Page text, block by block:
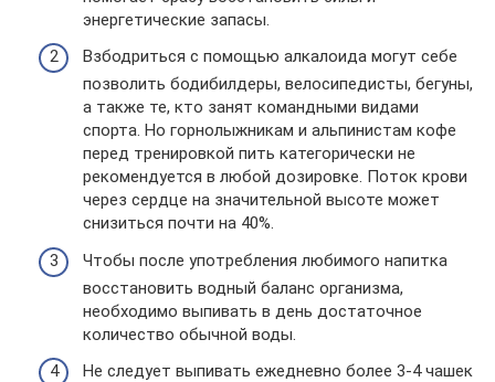
энергетические запасы.
Взбодриться с помощью алкалоида могут себе
позволить бодибилдеры, велосипедисты, бегуны,
а также те, кто занят командными видами
спорта. Но горнолыжникам и альпинистам кофе
перед тренировкой пить категорически не
рекомендуется в любой дозировке. Поток крови
через сердце на значительной высоте может
снизиться почти на 40%.
Чтобы после употребления любимого напитка
восстановить водный баланс организма,
необходимо выпивать в день достаточное
количество обычной воды.
Не следует выпивать ежедневно более 3-4 чашек